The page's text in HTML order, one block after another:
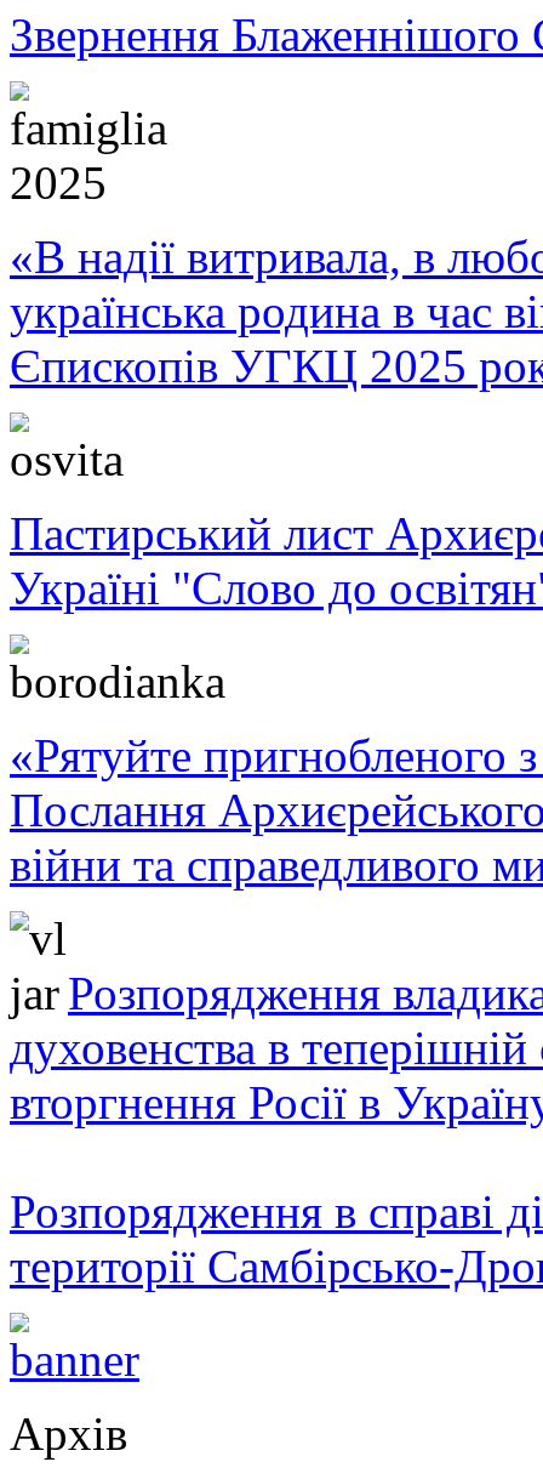
Звернення Блаженнішого
«В надії витривала, в
українська родина в час
Єпископів УГКЦ 2025
Пастирський лист
Україні "Слово до
«Рятуйте пригнобленого
Послання
війни та справедливого
Розпорядження
духовенства в теперішній
вторгнення Росії в
Розпорядження в справі
території Самбірсько-
Архів